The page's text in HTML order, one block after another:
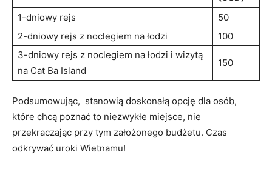
1-dniowy ‌rejs
50
2-dniowy rejs z noclegiem⁤ na⁢ łodzi
100
3-dniowy ⁢rejs z noclegiem na łodzi i wizytą
na⁢ Cat Ba Island
150
Podsumowując, ‍ stanowią doskonałą​ opcję dla osób,
które chcą poznać ‍to niezwykłe miejsce, nie
przekraczając przy tym ⁢założonego budżetu. Czas
odkrywać uroki‌ Wietnamu!